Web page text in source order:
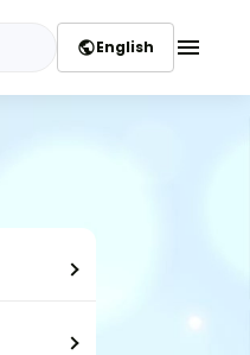
publicEnglish menu